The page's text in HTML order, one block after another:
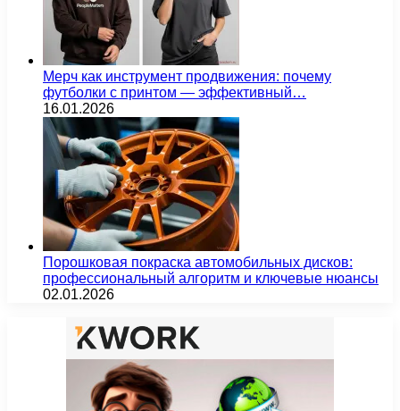
Мерч как инструмент продвижения: почему
футболки с принтом — эффективный…
16.01.2026
Порошковая покраска автомобильных дисков:
профессиональный алгоритм и ключевые нюансы
02.01.2026